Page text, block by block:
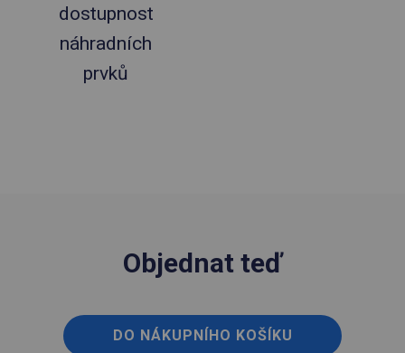
dostupnost
náhradních
prvků
Objednat teď
DO NÁKUPNÍHO KOŠÍKU